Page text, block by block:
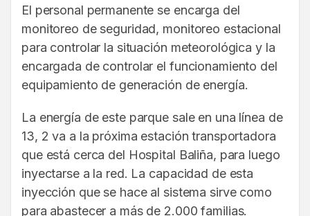
El personal permanente se encarga del
monitoreo de seguridad, monitoreo estacional
para controlar la situación meteorológica y la
encargada de controlar el funcionamiento del
equipamiento de generación de energía.
La energía de este parque sale en una línea de
13, 2 va a la próxima estación transportadora
que está cerca del Hospital Baliña, para luego
inyectarse a la red. La capacidad de esta
inyección que se hace al sistema sirve como
para abastecer a más de 2.000 familias.